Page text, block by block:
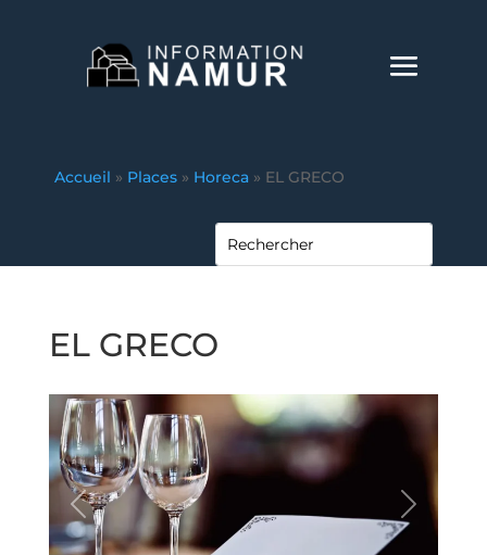
Accueil » Places » Horeca » EL GRECO
EL GRECO
Précédente Prochaine